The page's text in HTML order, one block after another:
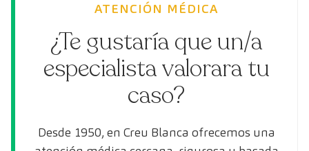
ATENCIÓN MÉDICA
¿Te gustaría que un/a
especialista valorara tu
caso?
Desde 1950, en Creu Blanca ofrecemos una